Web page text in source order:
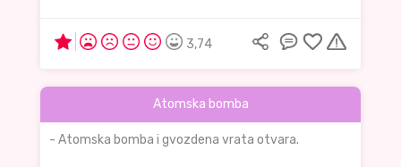
3,74
Atomska bomba
- Atomska bomba i gvozdena vrata otvara.